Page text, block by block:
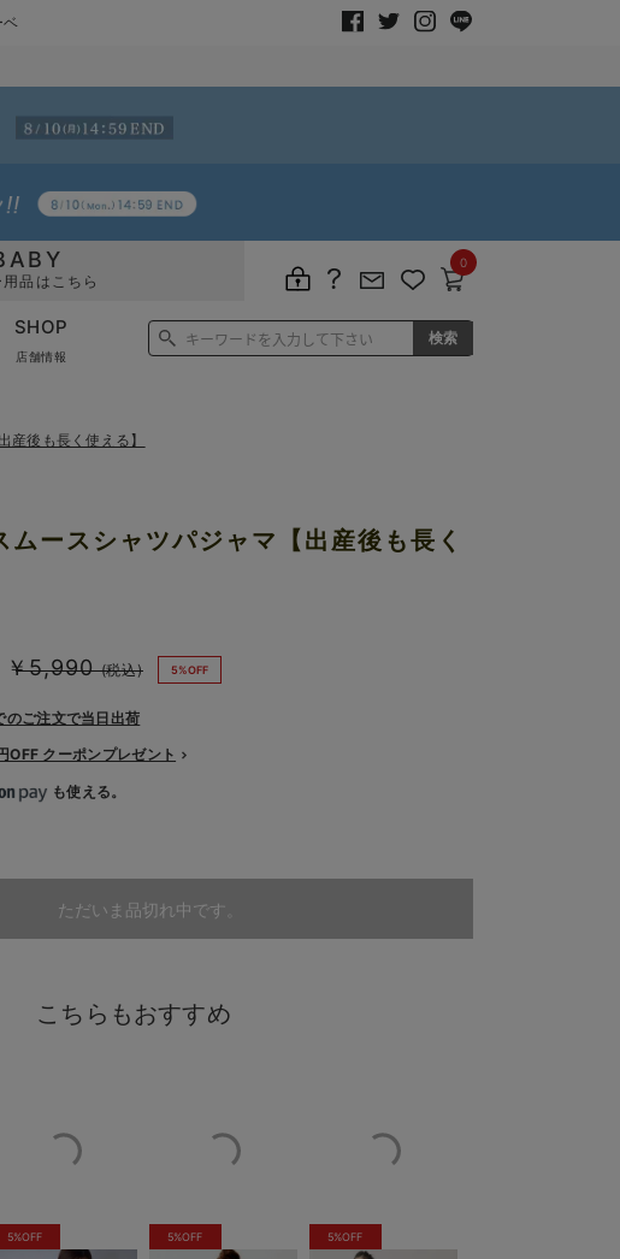
ベ
品はこちら
0
SHOP
店舗情報
産後も長く使える】
ムースシャツパジャマ【出産後も長く
￥5,990 (税込) 5%OFF
ご注文で当日出荷
クーポンプレゼント
も使える。
ただいま品切れ中です。
こちらもおすすめ
5%OFF 5%OFF 5%OFF